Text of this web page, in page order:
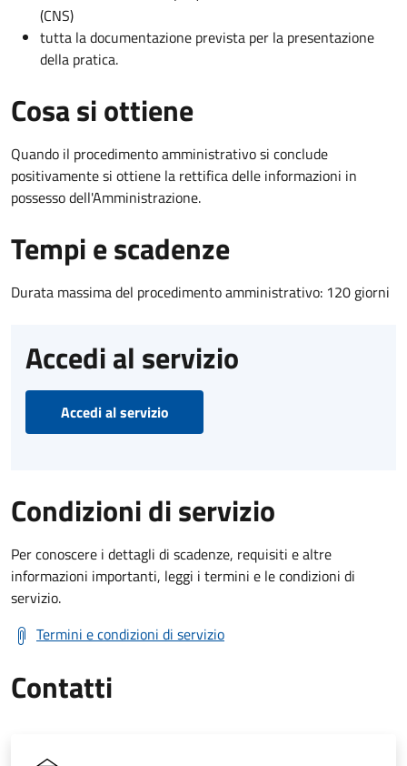
(CNS)
tutta la documentazione prevista per la presentazione
della pratica.
Cosa si ottiene
Quando il procedimento amministrativo si conclude
positivamente si ottiene la rettifica delle informazioni in
possesso dell'Amministrazione.
Tempi e scadenze
Durata massima del procedimento amministrativo: 120 giorni
Accedi al servizio
Accedi al servizio
Condizioni di servizio
Per conoscere i dettagli di scadenze, requisiti e altre
informazioni importanti, leggi i termini e le condizioni di
servizio.
Termini e condizioni di servizio
Contatti